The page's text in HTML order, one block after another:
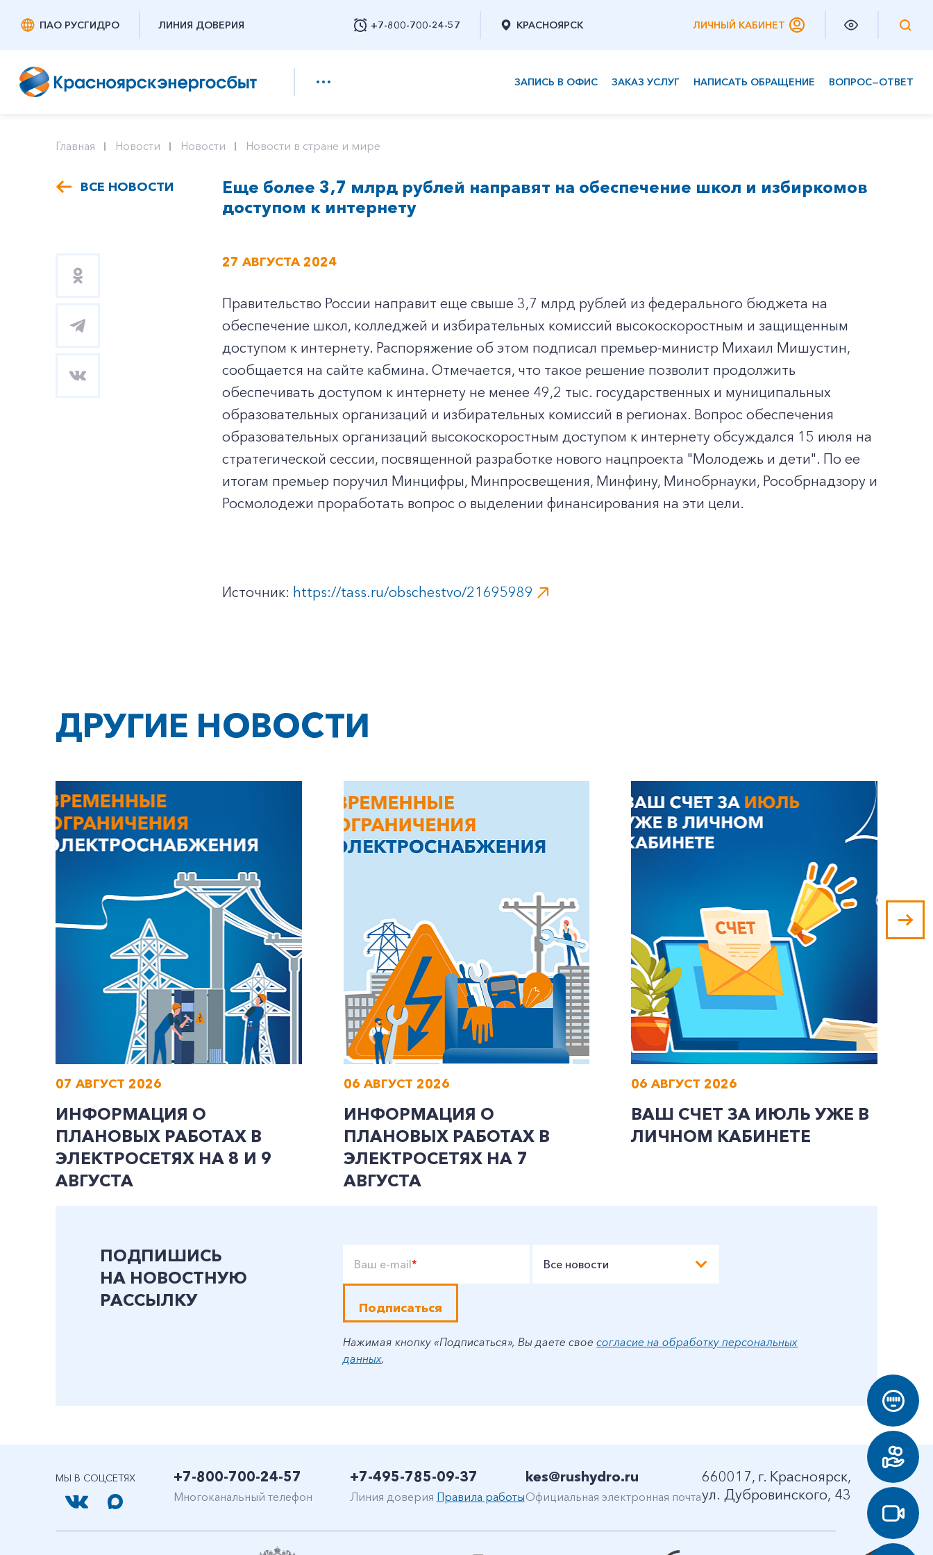
ПАО РУСГИДРО ЛИНИЯ ДОВЕРИЯ +7-800-700-24-57
Заказать обратный звонок
КРАСНОЯРСК ЛИЧНЫЙ КАБИНЕТ
ЗАПИСЬ В ОФИС ЗАКАЗ УСЛУГ НАПИСАТЬ ОБРАЩЕНИЕ ВОПРОС—ОТВЕТ
Заказать обратный звонок
Главная Новости Новости Новости в стране и мире
ВСЕ НОВОСТИ
Еще более 3,7 млрд рублей направят на обеспечение школ и избиркомов
доступом к интернету
27 АВГУСТА 2024
Правительство России направит еще свыше 3,7 млрд рублей из федерального бюджета на
обеспечение школ, колледжей и избирательных комиссий высокоскоростным и защищенным
доступом к интернету. Распоряжение об этом подписал премьер-министр Михаил Мишустин,
сообщается на сайте кабмина. Отмечается, что такое решение позволит продолжить
обеспечивать доступом к интернету не менее 49,2 тыс. государственных и муниципальных
образовательных организаций и избирательных комиссий в регионах. Вопрос обеспечения
образовательных организаций высокоскоростным доступом к интернету обсуждался 15 июля на
стратегической сессии, посвященной разработке нового нацпроекта "Молодежь и дети". По ее
итогам премьер поручил Минцифры, Минпросвещения, Минфину, Минобрнауки, Рособрнадзору и
Росмолодежи проработать вопрос о выделении финансирования на эти цели.
Источник: https://tass.ru/obschestvo/21695989
ДРУГИЕ НОВОСТИ
07 АВГУСТ 2026
ИНФОРМАЦИЯ О
ПЛАНОВЫХ РАБОТАХ В
ЭЛЕКТРОСЕТЯХ НА 8 И 9
АВГУСТА
06 АВГУСТ 2026
ИНФОРМАЦИЯ О
ПЛАНОВЫХ РАБОТАХ В
ЭЛЕКТРОСЕТЯХ НА 7
АВГУСТА
06 АВГУСТ 2026
ВАШ СЧЕТ ЗА ИЮЛЬ УЖЕ В
ЛИЧНОМ КАБИНЕТЕ
ПОДПИШИСЬ
НА НОВОСТНУЮ
РАССЫЛКУ
Ваш e-mail* Все новости
Подписаться
Нажимая кнопку «Подписаться», Вы даете своесогласие на обработку персональных
данных.
МЫ В СОЦСЕТЯХ +7-800-700-24-57
Многоканальный телефон
+7-495-785-09-37
Линия доверия Правила работы
kes@rushydro.ru
Официальная электронная почта
660017, г. Красноярск,
ул. Дубровинского, 43